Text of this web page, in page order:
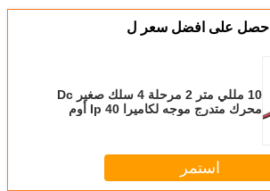
احصل على افضل سعر ل
10 مللي متر 2 مرحلة 4 سلك صغير Dc
محرك متدرج موجه لكاميرا Ip 40 أوم
استمر